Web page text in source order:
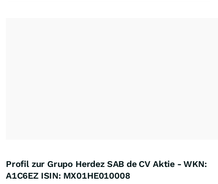
Profil zur Grupo Herdez SAB de CV Aktie - WKN:
A1C6EZ ISIN: MX01HE010008